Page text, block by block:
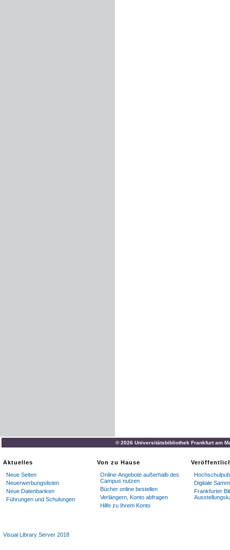
© 2026 Universitätsbibliothek Frankfurt am
Aktuelles
Neue Seiten
Neuerwerbungslisten
Neue Datenbanken
Führungen und Schulungen
Von zu Hause
Online-Angebote außerhalb des
Campus nutzen
Bücher online bestellen
Verlängern, Konto abfragen
Hilfe zu Ihrem Konto
Digitale
Frankfurter
Visual Library Server 2018